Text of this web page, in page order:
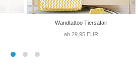
Wandtattoo Tiersafari
ab 29,95 EUR